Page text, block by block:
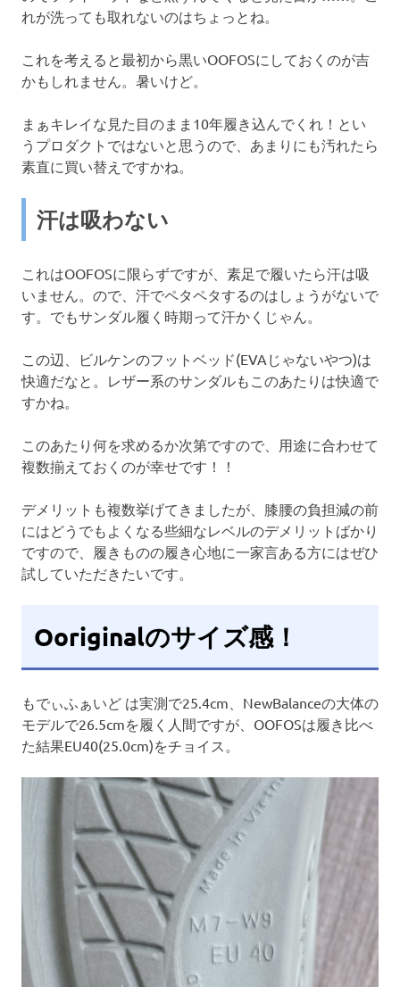
れが洗っても取れないのはちょっとね。
これを考えると最初から黒いOOFOSにしておくのが吉
かもしれません。暑いけど。
まぁキレイな見た目のまま10年履き込んでくれ！とい
うプロダクトではないと思うので、あまりにも汚れたら
素直に買い替えですかね。
汗は吸わない
これはOOFOSに限らずですが、素足で履いたら汗は吸
いません。ので、汗でペタペタするのはしょうがないで
す。でもサンダル履く時期って汗かくじゃん。
この辺、ビルケンのフットベッド(EVAじゃないやつ)は
快適だなと。レザー系のサンダルもこのあたりは快適で
すかね。
このあたり何を求めるか次第ですので、用途に合わせて
複数揃えておくのが幸せです！！
デメリットも複数挙げてきましたが、膝腰の負担減の前
にはどうでもよくなる些細なレベルのデメリットばかり
ですので、履きものの履き心地に一家言ある方にはぜひ
試していただきたいです。
Ooriginalのサイズ感！
もでぃふぁいど は実測で25.4cm、NewBalanceの大体の
モデルで26.5cmを履く人間ですが、OOFOSは履き比べ
た結果EU40(25.0cm)をチョイス。